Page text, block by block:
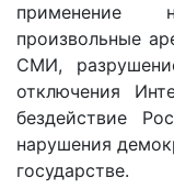
применение
произвольные
СМИ,
отключения
бездействие
нарушения
государстве.